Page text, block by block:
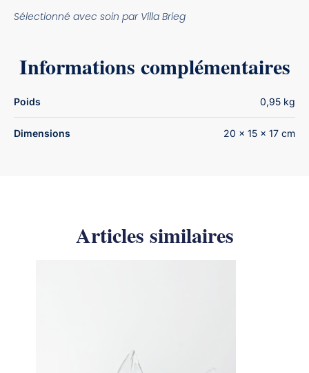
Sélectionné avec soin par Villa Brieg
Informations complémentaires
Poids 0,95 kg
Dimensions 20 × 15 × 17 cm
Articles similaires